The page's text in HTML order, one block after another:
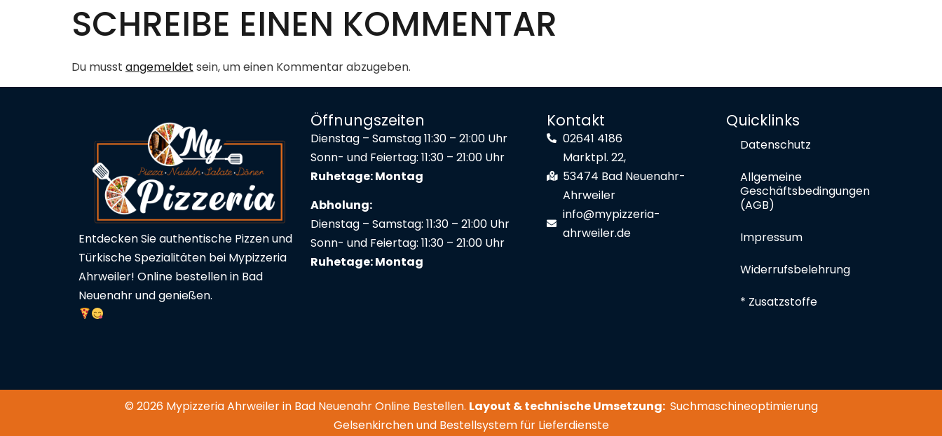
SCHREIBE EINEN KOMMENTAR
Du musst angemeldet sein, um einen Kommentar abzugeben.
Entdecken Sie authentische Pizzen und
Türkische Spezialitäten bei Mypizzeria
Ahrweiler! Online bestellen in Bad
Neuenahr und genießen.
Öffnungszeiten
Dienstag – Samstag 11:30 – 21:00 Uhr
Sonn- und Feiertag: 11:30 – 21:00 Uhr
Ruhetage: Montag
Abholung:
Dienstag – Samstag: 11:30 – 21:00 Uhr
Sonn- und Feiertag: 11:30 – 21:00 Uhr
Ruhetage: Montag
Kontakt
02641 4186
Marktpl. 22,
53474 Bad Neuenahr-
Ahrweiler
info@mypizzeria-
ahrweiler.de
Quicklinks
Datenschutz
Allgemeine
Geschäftsbedingungen
(AGB)
Impressum
Widerrufsbelehrung
* Zusatzstoffe
© 2026 Mypizzeria Ahrweiler in Bad Neuenahr Online Bestellen. Layout & technische Umsetzung: Suchmaschineoptimierung
Gelsenkirchenund Bestellsystem für Lieferdienste